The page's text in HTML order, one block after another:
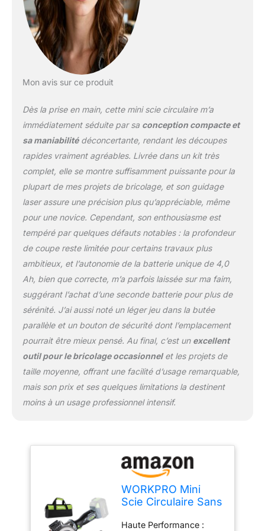
45°. Convient pour le
bois, le plastique, le PVC
et d’autres matériaux,
avec angle de biseau
mini scie circulaire sans
fil assurent des coupes
nettes et droites. Cette
scie circulaire offre un
alignement parfait et une
meilleure visibilité pour
des résultats précis et
professionnels à chaque
utilisation Sécurité et
Confort : Cette petite
scie circulaire dispose
d’un système de triple
protection, d’une
d’un capot de sécurité.
Sa conception compacte
et légère permet une
prise en main confortable
même sur de longues
sessions Accessoires
Complets : Livrée avec 3
lames (TCT 24 dents,
diamant, 60 dents fines),
outils, un chargeur et
une batterie 20V. Idéale
pour tous vos travaux de
coupe parmi les scies
circulaires électriques
Mon avis sur ce produit
Dès la prise en main, cette mini scie circulaire m’a
immédiatement séduite par sa conception compacte et
sa maniabilitédéconcertante, rendant les découpes
rapides vraiment agréables. Livrée dans un kit très
complet, elle se montre suffisamment puissante pour la
plupart de mes projets de bricolage, et son guidage
laser assure une précision plus qu’appréciable, même
pour une novice. Cependant, son enthousiasme est
tempéré par quelques défauts notables : la profondeur
de coupe reste limitée pour certains travaux plus
ambitieux, et l’autonomie de la batterie unique de 4,0
Ah, bien que correcte, m’a parfois laissée sur ma faim,
suggérant l’achat d’une seconde batterie pour plus de
sérénité. J’ai aussi noté un léger jeu dans la butée
parallèle et un bouton de sécurité dont l’emplacement
pourrait être mieux pensé. Au final, c’est un excellent
outil pour le bricolage occasionnelet les projets de
taille moyenne, offrant une facilité d’usage remarquable,
mais son prix et ses quelques limitations la destinent
moins à un usage professionnel intensif.
WORKPRO Mini
Scie Circulaire Sans
Batterie 4,0 Ah
Haute Performance :